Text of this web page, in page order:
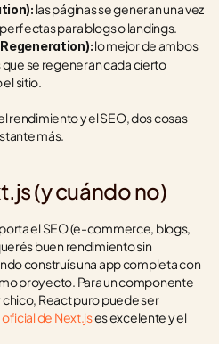
las páginas se generan una vez
para blogs o landings.
lo mejor de ambos
se regeneran cada cierto
sitio.
rendimiento y el SEO, dos cosas
más.
(y cuándo no)
el SEO (e-commerce, blogs,
buen rendimiento sin
construís una app completa con
proyecto. Para un componente
React puro puede ser
de Next.js es excelente y el